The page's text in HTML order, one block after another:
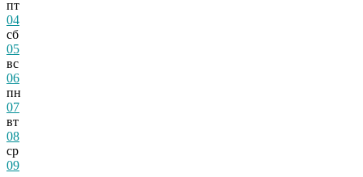
пт
04
сб
05
вс
06
пн
07
вт
08
ср
09